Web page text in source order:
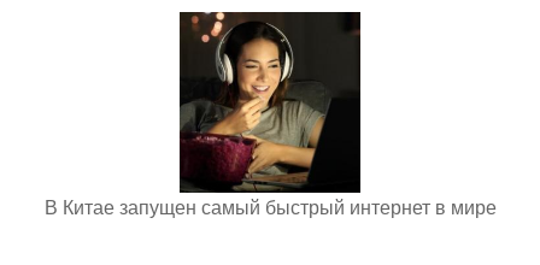
В Китае запущен самый быстрый интернет в мире